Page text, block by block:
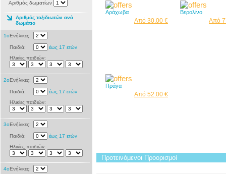
Αριθμός δωματίων
Αριθμός ταξιδιωτών ανά
δωμάτιο
1οΕνήλικες:
Παιδιά:
έως 17 ετών
Ηλικίες παιδιών:
2οΕνήλικες:
Παιδιά:
έως 17 ετών
Ηλικίες παιδιών:
3οΕνήλικες:
Παιδιά:
έως 17 ετών
Ηλικίες παιδιών:
4οΕνήλικες:
Αράχωβα
Από 30.00 €
Βερολίνο
Από
Πράγα
Από 52.00 €
Προτεινόμενοι Προορισμοί